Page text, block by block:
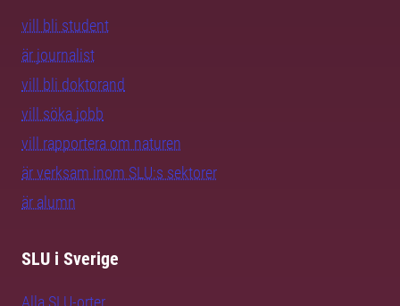
vill bli student
är journalist
vill bli doktorand
vill söka jobb
vill rapportera om naturen
är verksam inom SLU:s sektorer
är alumn
SLU i Sverige
Alla SLU-orter